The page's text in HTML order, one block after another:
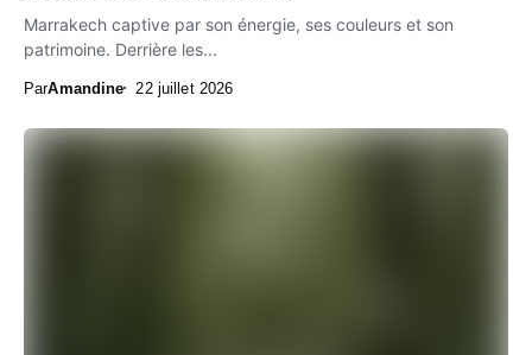
Marrakech captive par son énergie, ses couleurs et son
patrimoine. Derrière les...
ParAmandine 22 juillet 2026